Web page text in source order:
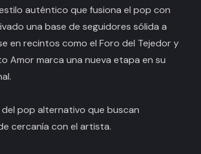
auténtico que fusiona el pop con
una base de seguidores sólida a
en recintos como el Foro del Tejedor y
Amormarca una nueva etapa en su
pop alternativo que buscan
cercanía con el artista.